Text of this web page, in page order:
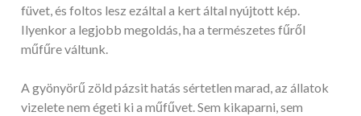
füvet, és foltos lesz ezáltal a kert által nyújtott kép.
Ilyenkor a legjobb megoldás, ha a természetes fűről
műfűre váltunk.
A gyönyörű zöld pázsit hatás sértetlen marad, az állatok
vizelete nem égeti ki a műfűvet. Sem kikaparni, sem